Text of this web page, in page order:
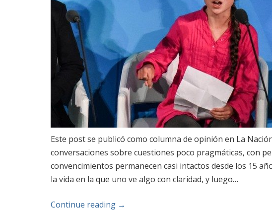
Este post se publicó como columna de opinión en La
conversaciones sobre cuestiones poco pragmáticas, con
convencimientos permanecen casi intactos desde los 15
la vida en la que uno ve algo con claridad, y luego…
Continue reading →